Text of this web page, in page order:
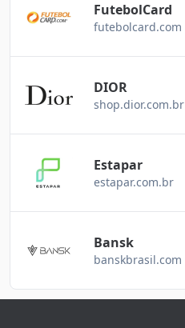
FutebolCard
futebolcard.com
DIOR
shop.dior.com.br
Estapar
estapar.com.br
Bansk
banskbrasil.com